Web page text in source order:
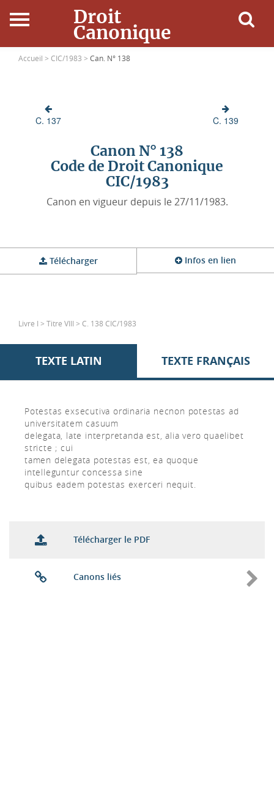
Droit
Canonique
Accueil
Ressources
Accueil > CIC/1983 > Can. N° 138
C. 137 C. 139
Canon N° 138
Code de Droit Canonique
CIC/1983
Canon en vigueur depuis le 27/11/1983.
Télécharger Infos en lien
Livre I > Titre VIII > C. 138 CIC/1983
TEXTE LATIN TEXTE FRANÇAIS
Potestas exsecutiva ordinaria necnon potestas ad
universitatem casuum
delegata, late interpretanda est, alia vero quaelibet
stricte ; cui
tamen delegata potestas est, ea quoque
intelleguntur concessa sine
quibus eadem potestas exerceri nequit.
Télécharger le PDF
Canons liés